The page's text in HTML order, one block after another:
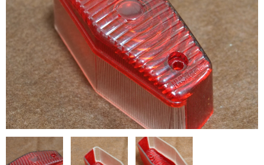
お問い合わせ
特定商取引法に基づく表記